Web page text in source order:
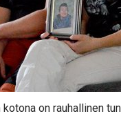
on rauhallinen